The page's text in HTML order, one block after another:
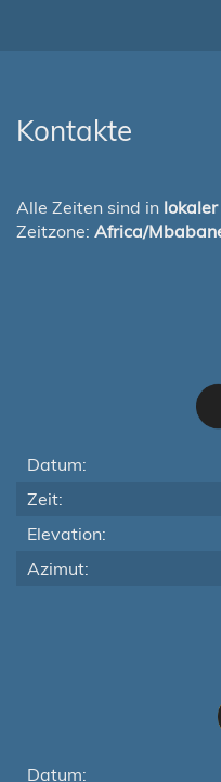
Kontakte
Alle Zeiten sind in
Zeitzone: Africa/
Datum:
Zeit:
Elevation:
Azimut:
Datum: